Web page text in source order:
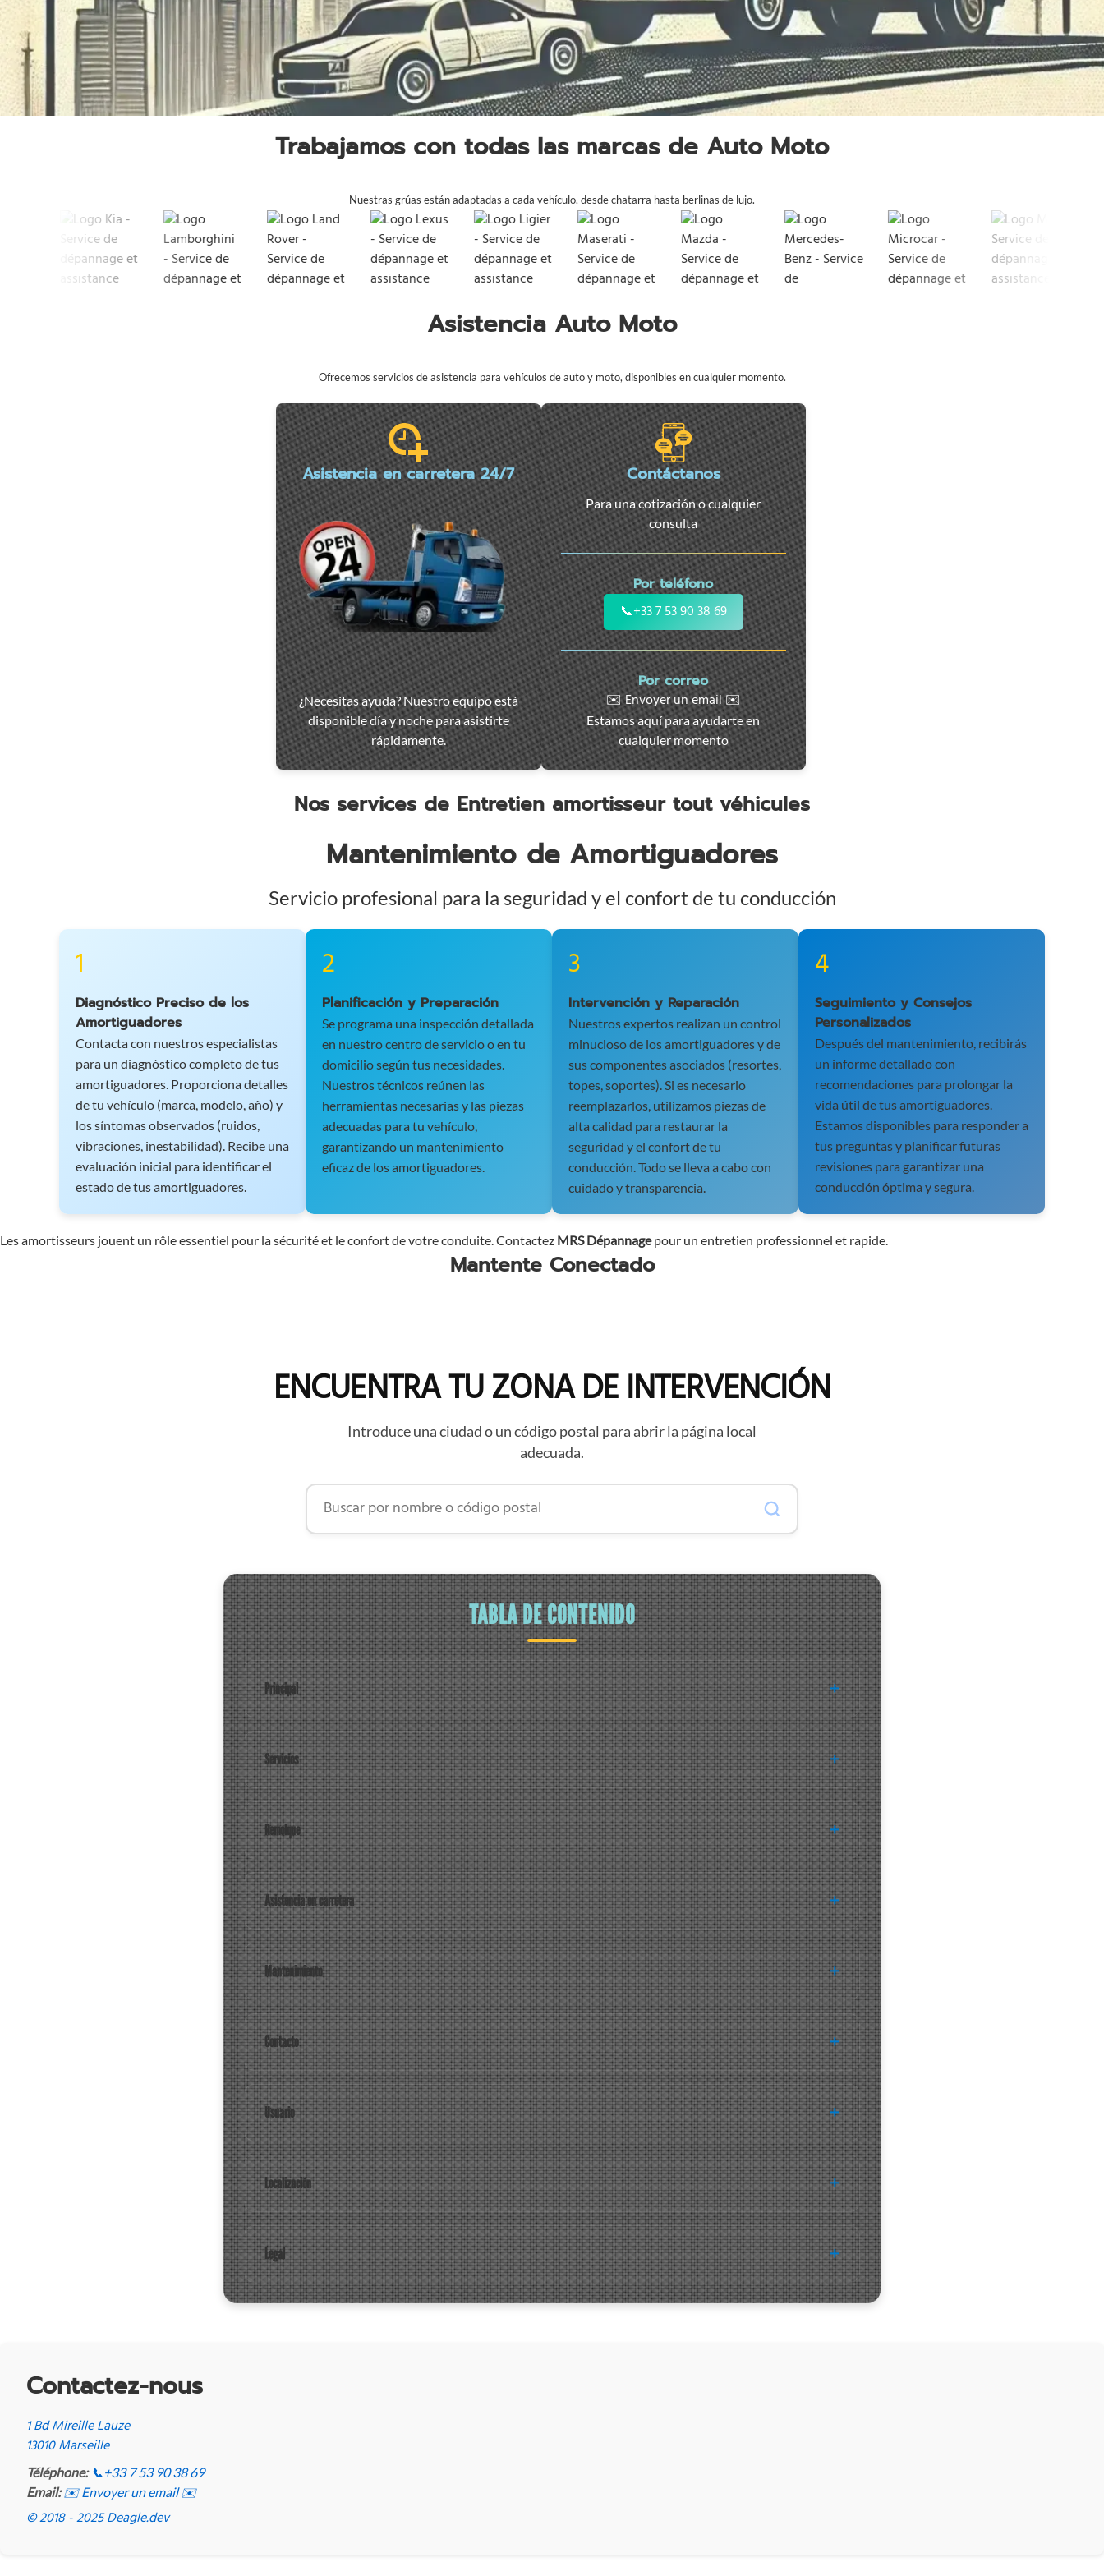
Trabajamos con todas las marcas de Auto Moto
Nuestras grúas están adaptadas a cada vehículo, desde chatarra hasta berlinas de lujo.
Asistencia Auto Moto
Ofrecemos servicios de asistencia para vehículos de auto y moto, disponibles en cualquier momento.
Asistencia en carretera 24/7
Asistencia
y
remolque
de
coches
en
-
motos
y
vehículos
utilitarios.
rápida
región
¿Necesitas ayuda? Nuestro equipo está
disponible día y noche para asistirte
rápidamente.
Contáctanos
Para una cotización o cualquier
consulta
Por teléfono
📞+33 7 53 90 38 69
Por correo
✉️ Envoyer un email ✉️
Estamos aquí para ayudarte en
cualquier momento
Nos services de Entretien amortisseur tout véhicules
Mantenimiento de Amortiguadores
Servicio profesional para la seguridad y el confort de tu conducción
1
Diagnóstico Preciso de los
Amortiguadores
Contacta con nuestros especialistas
para un diagnóstico completo de tus
amortiguadores. Proporciona detalles
de tu vehículo (marca, modelo, año) y
los síntomas observados (ruidos,
vibraciones, inestabilidad). Recibe una
evaluación inicial para identificar el
estado de tus amortiguadores.
2
Planificación y Preparación
Se programa una inspección detallada
en nuestro centro de servicio o en tu
domicilio según tus necesidades.
Nuestros técnicos reúnen las
herramientas necesarias y las piezas
adecuadas para tu vehículo,
garantizando un mantenimiento
eficaz de los amortiguadores.
3
Intervención y Reparación
Nuestros expertos realizan un control
minucioso de los amortiguadores y de
sus componentes asociados (resortes,
topes, soportes). Si es necesario
reemplazarlos, utilizamos piezas de
alta calidad para restaurar la
seguridad y el confort de tu
conducción. Todo se lleva a cabo con
cuidado y transparencia.
4
Seguimiento y Consejos
Personalizados
Después del mantenimiento, recibirás
un informe detallado con
recomendaciones para prolongar la
vida útil de tus amortiguadores.
Estamos disponibles para responder a
tus preguntas y planificar futuras
revisiones para garantizar una
conducción óptima y segura.
Les amortisseurs jouent un rôle essentiel pour la sécurité et le confort de votre conduite. Contactez MRS Dépannagepour un entretien professionnel et rapide.
Mantente Conectado
ENCUENTRA TU ZONA DE INTERVENCIÓN
Introduce una ciudad o un código postal para abrir la página local
adecuada.
Buscar por nombre o código postal
TABLA DE CONTENIDO
Principal
Servicios
Remolque
Asistencia en carretera
Mantenimiento
Contacto
Usuario
Localización
Legal
Contactez-nous
1 Bd Mireille Lauze
13010 Marseille
Téléphone: 📞+33 7 53 90 38 69
Email: ✉️ Envoyer un email ✉️
© 2018 - 2025 Deagle.dev